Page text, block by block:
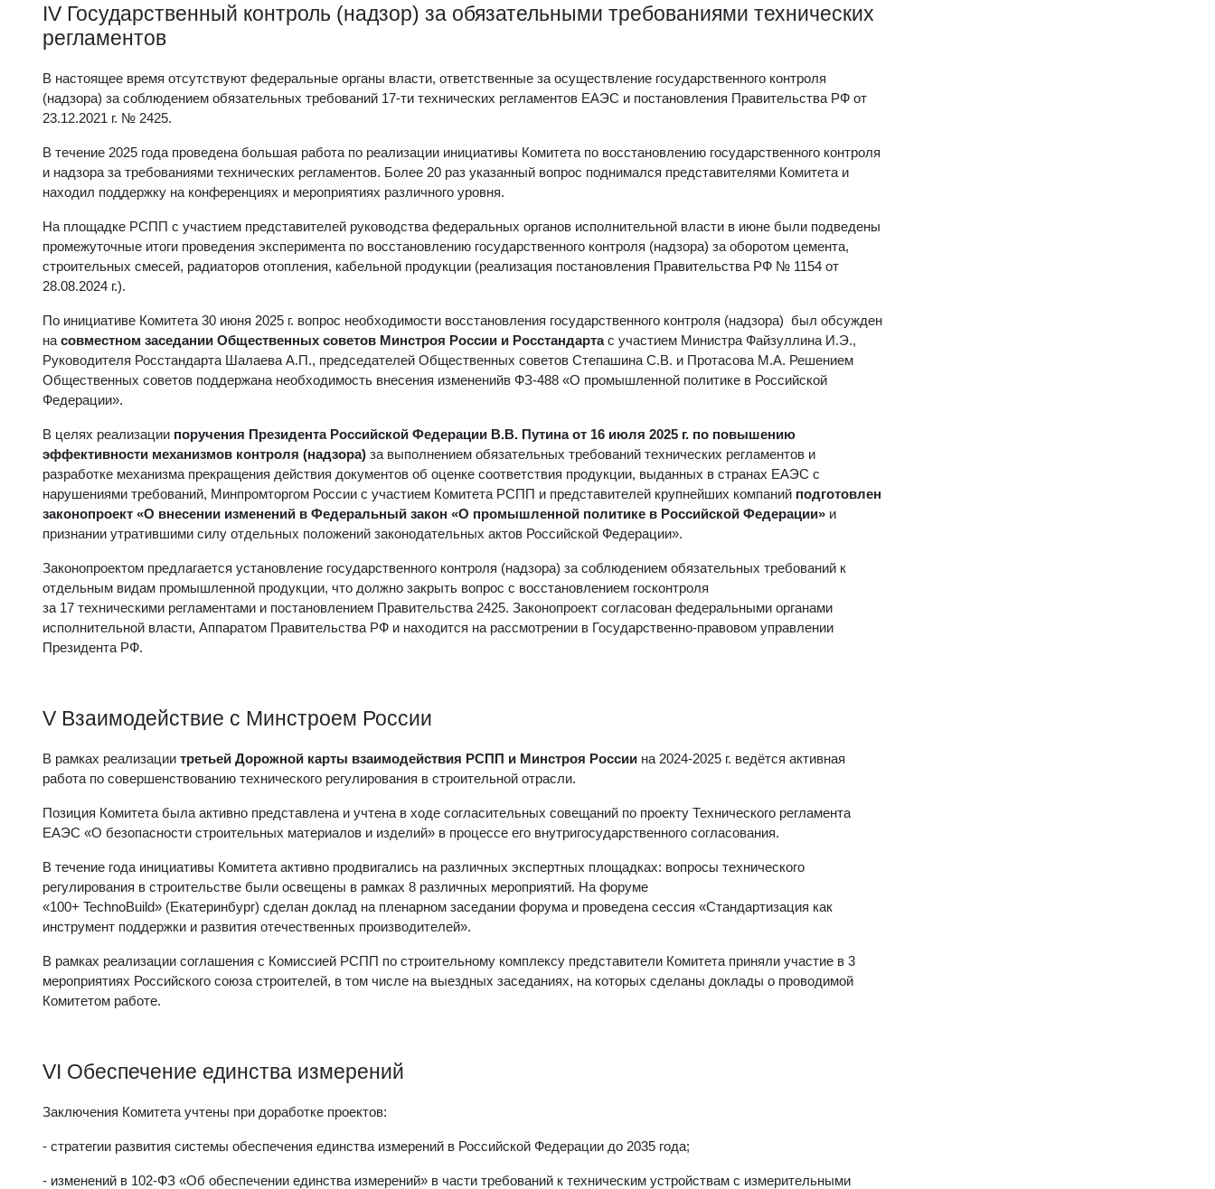
IV Государственный контроль (надзор) за обязательными требованиями технических
регламентов
В настоящее время отсутствуют федеральные органы власти, ответственные за осуществление государственного контроля
(надзора) за соблюдением обязательных требований 17-ти технических регламентов ЕАЭС и постановления Правительства РФ от
23.12.2021 г. № 2425.
В течение 2025 года проведена большая работа по реализации инициативы Комитета по восстановлению государственного контроля
и надзора за требованиями технических регламентов. Более 20 раз указанный вопрос поднимался представителями Комитета и
находил поддержку на конференциях и мероприятиях различного уровня.
На площадке РСПП с участием представителей руководства федеральных органов исполнительной власти в июне были подведены
промежуточные итоги проведения эксперимента по восстановлению государственного контроля (надзора) за оборотом цемента,
строительных смесей, радиаторов отопления, кабельной продукции (реализация постановления Правительства РФ № 1154 от
28.08.2024 г.).
По инициативе Комитета 30 июня 2025 г. вопрос необходимости восстановления государственного контроля (надзора) был обсужден
на совместном заседании Общественных советов Минстроя России и Росстандартас участием Министра Файзуллина И.Э.,
Руководителя Росстандарта Шалаева А.П., председателей Общественных советов Степашина С.В. и Протасова М.А. Решением
Общественных советов поддержана необходимость внесения измененийв ФЗ-488 «О промышленной политике в Российской
Федерации».
В целях реализации поручения Президента Российской Федерации В.В. Путина от 16 июля 2025 г. по повышению
эффективности механизмов контроля (надзора) за выполнением обязательных требований технических регламентов и
разработке механизма прекращения действия документов об оценке соответствия продукции, выданных в странах ЕАЭС с
нарушениями требований, Минпромторгом России с участием Комитета РСПП и представителей крупнейших компаний подготовлен
законопроект «О внесении изменений в Федеральный закон «О промышленной политике в Российской Федерации» и
признании утратившими силу отдельных положений законодательных актов Российской Федерации».
Законопроектом предлагается установление государственного контроля (надзора) за соблюдением обязательных требований к
отдельным видам промышленной продукции, что должно закрыть вопрос с восстановлением госконтроля
за 17 техническими регламентами и постановлением Правительства 2425. Законопроект согласован федеральными органами
исполнительной власти, Аппаратом Правительства РФ и находится на рассмотрении в Государственно-правовом управлении
Президента РФ.
V Взаимодействие с Минстроем России
В рамках реализации третьей Дорожной карты взаимодействия РСПП и Минстроя России на 2024-2025 г. ведётся активная
работа по совершенствованию технического регулирования в строительной отрасли.
Позиция Комитета была активно представлена и учтена в ходе согласительных совещаний по проекту Технического регламента
ЕАЭС «О безопасности строительных материалов и изделий» в процессе его внутригосударственного согласования.
В течение года инициативы Комитета активно продвигались на различных экспертных площадках: вопросы технического
регулирования в строительстве были освещены в рамках 8 различных мероприятий. На форуме
«100+ TechnoBuild» (Екатеринбург) сделан доклад на пленарном заседании форума и проведена сессия «Стандартизация как
инструмент поддержки и развития отечественных производителей».
В рамках реализации соглашения с Комиссией РСПП по строительному комплексу представители Комитета приняли участие в 3
мероприятиях Российского союза строителей, в том числе на выездных заседаниях, на которых сделаны доклады о проводимой
Комитетом работе.
VI Обеспечение единства измерений
Заключения Комитета учтены при доработке проектов:
- стратегии развития системы обеспечения единства измерений в Российской Федерации до 2035 года;
- изменений в 102-ФЗ «Об обеспечении единства измерений» в части требований к техническим устройствам с измерительными